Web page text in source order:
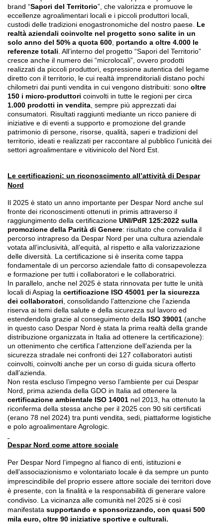
brand “Sapori del Territorio”, che valorizza e promuove le
eccellenze agroalimentari locali e i piccoli produttori locali,
custodi delle tradizioni enogastronomiche del nostro paese. Le
realtà aziendali coinvolte nel progetto sono salite in un
solo anno del 50% a quota 600, portando a oltre 4.000 le
referenze totali. All’interno del progetto “Sapori del Territorio”
cresce anche il numero dei “microlocali”, ovvero prodotti
realizzati da piccoli produttori, espressione autentica del legame
diretto con il territorio, le cui realtà imprenditoriali distano pochi
chilometri dai punti vendita in cui vengono distribuiti: sono oltre
150 i micro-produttori coinvolti in tutte le regioni per circa
1.000 prodotti in vendita, sempre più apprezzati dai
consumatori. Risultati raggiunti mediante un ricco paniere di
iniziative e di eventi a supporto e promozione del grande
patrimonio di persone, risorse, qualità, saperi e tradizioni del
territorio, ideati e realizzati per raccontare al pubblico l’unicità dei
settori agroalimentare e vitivinicolo del Nord Est.
Le certificazioni: un riconoscimento all’attività di Despar
Nord
Il 2025 è stato un anno importante per Despar Nord anche sul
fronte dei riconoscimenti ottenuti in primis attraverso il
raggiungimento della certificazione UNI/PdR 125:2022 sulla
promozione della Parità di Genere: risultato che convalida il
percorso intrapreso da Despar Nord per una cultura aziendale
votata all’inclusività, all’equità, al rispetto e alla valorizzazione
delle diversità. La certificazione si è inserita come tappa
fondamentale di un percorso aziendale fatto di consapevolezza
e formazione per tutti i collaboratori e le collaboratrici.
In parallelo, anche nel 2025 è stata rinnovata per tutte le unità
locali di Aspiag la certificazione ISO 45001 per la sicurezza
dei collaboratori, consolidando l’attenzione che l’azienda
riserva ai temi della salute e della sicurezza sul lavoro ed
estendendola grazie al conseguimento della ISO 39001 (anche
in questo caso Despar Nord è stata la prima realtà della grande
distribuzione organizzata in Italia ad ottenere la certificazione):
un ottenimento che certifica l’attenzione dell’azienda per la
sicurezza stradale nei confronti dei 127 collaboratori autisti
coinvolti, coinvolti anche per un corso di guida sicura offerto
dall’azienda.
Non resta escluso l’impegno verso l’ambiente per cui Despar
Nord, prima azienda della GDO in Italia ad ottenere la
certificazione ambientale ISO 14001 nel 2013, ha ottenuto la
riconferma della stessa anche per il 2025 con 90 siti certificati
(erano 78 nel 2024) tra punti vendita, sedi, piattaforme logistiche
e polo agroalimentare Agrologic.
Despar Nord come attore sociale
Per Despar Nord l’impegno al fianco di enti, istituzioni e
dell’associazionismo e volontariato locale è da sempre un punto
imprescindibile del proprio essere attore sociale dei territori dove
è presente, con la finalità e la responsabilità di generare valore
condiviso. La vicinanza alle comunità nel 2025 si è così
manifestata supportando e sponsorizzando, con quasi 500
mila euro, oltre 90 iniziative sportive e culturali.